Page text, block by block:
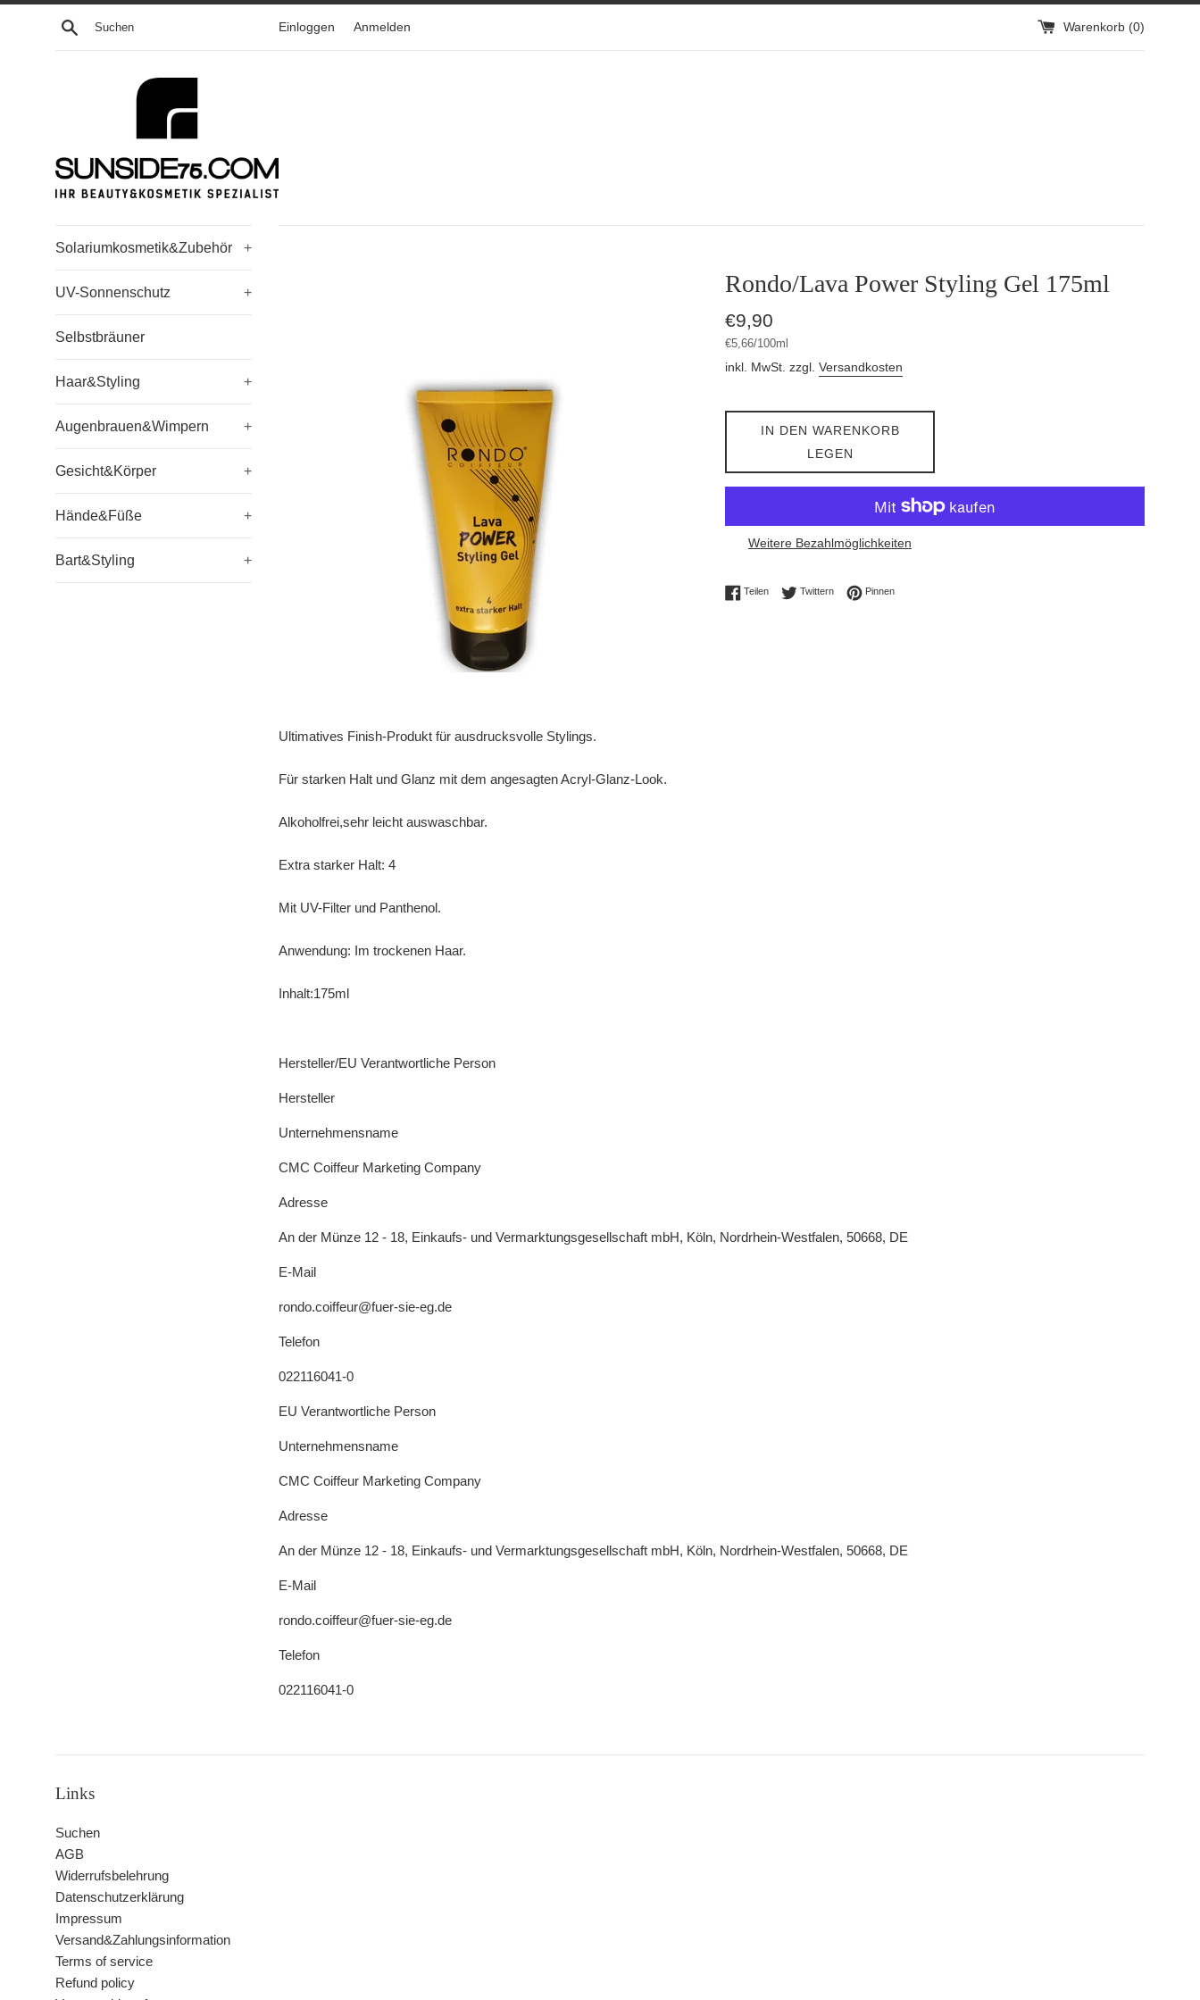
Direkt
Suchen Einloggen Anmelden Warenkorb (0)
Solariumkosmetik&Zubehör +
UV-Sonnenschutz +
Selbstbräuner
Haar&Styling +
Augenbrauen&Wimpern +
Gesicht&Körper +
Hände&Füße +
Bart&Styling +
Rondo/Lava Power Styling Gel 175ml
Normaler
Preis
€9,90
Stückpreis
€5,66/pro
100ml
inkl. MwSt. zzgl. Versandkosten
IN DEN WARENKORB
LEGEN
Weitere Bezahlmöglichkeiten
TeilenAuf Facebook teilen
TwitternAuf Twitter twittern
PinnenAuf Pinterest pinnen
Ultimatives Finish-Produkt für ausdrucksvolle Stylings.
Für starken Halt und Glanz mit dem angesagten Acryl-Glanz-Look.
Alkoholfrei,sehr leicht auswaschbar.
Extra starker Halt: 4
Mit UV-Filter und Panthenol.
Anwendung: Im trockenen Haar.
Inhalt:175ml
Hersteller/EU Verantwortliche Person
Hersteller
Unternehmensname
CMC Coiffeur Marketing Company
Adresse
An der Münze 12 - 18, Einkaufs- und Vermarktungsgesellschaft mbH, Köln, Nordrhein-Westfalen, 50668, DE
E-Mail
rondo.coiffeur@fuer-sie-eg.de
Telefon
022116041-0
EU Verantwortliche Person
Unternehmensname
CMC Coiffeur Marketing Company
Adresse
An der Münze 12 - 18, Einkaufs- und Vermarktungsgesellschaft mbH, Köln, Nordrhein-Westfalen, 50668, DE
E-Mail
rondo.coiffeur@fuer-sie-eg.de
Telefon
022116041-0
Links
Suchen
AGB
Widerrufsbelehrung
Datenschutzerklärung
Impressum
Versand&Zahlungsinformation
Terms of service
Refund policy